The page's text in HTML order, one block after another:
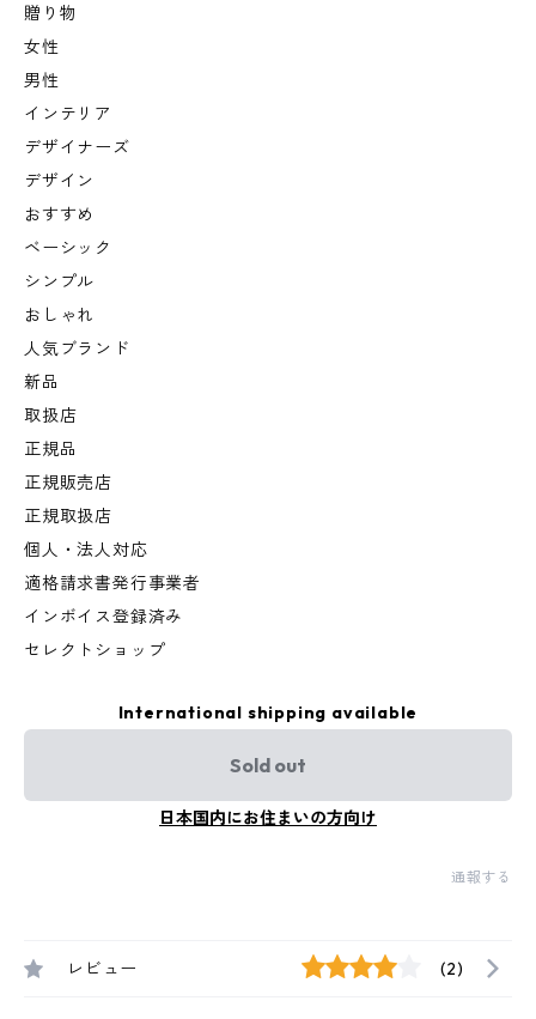
贈り物
女性
男性
インテリア
デザイナーズ
デザイン
おすすめ
ベーシック
シンプル
おしゃれ
人気ブランド
新品
取扱店
正規品
正規販売店
正規取扱店
個人・法人対応
適格請求書発行事業者
インボイス登録済み
セレクトショップ
International shipping available
Sold out
日本国内にお住まいの方向け
通報する
レビュー (2)